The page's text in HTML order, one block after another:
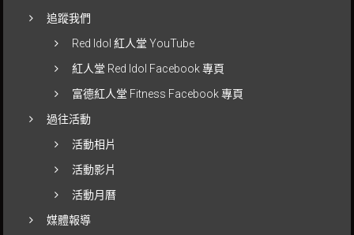
追蹤我們
Red Idol 紅人堂 YouTube
紅人堂 Red Idol Facebook 專頁
富德紅人堂 Fitness Facebook 專頁
過往活動
活動相片
活動影片
活動月曆
媒體報導